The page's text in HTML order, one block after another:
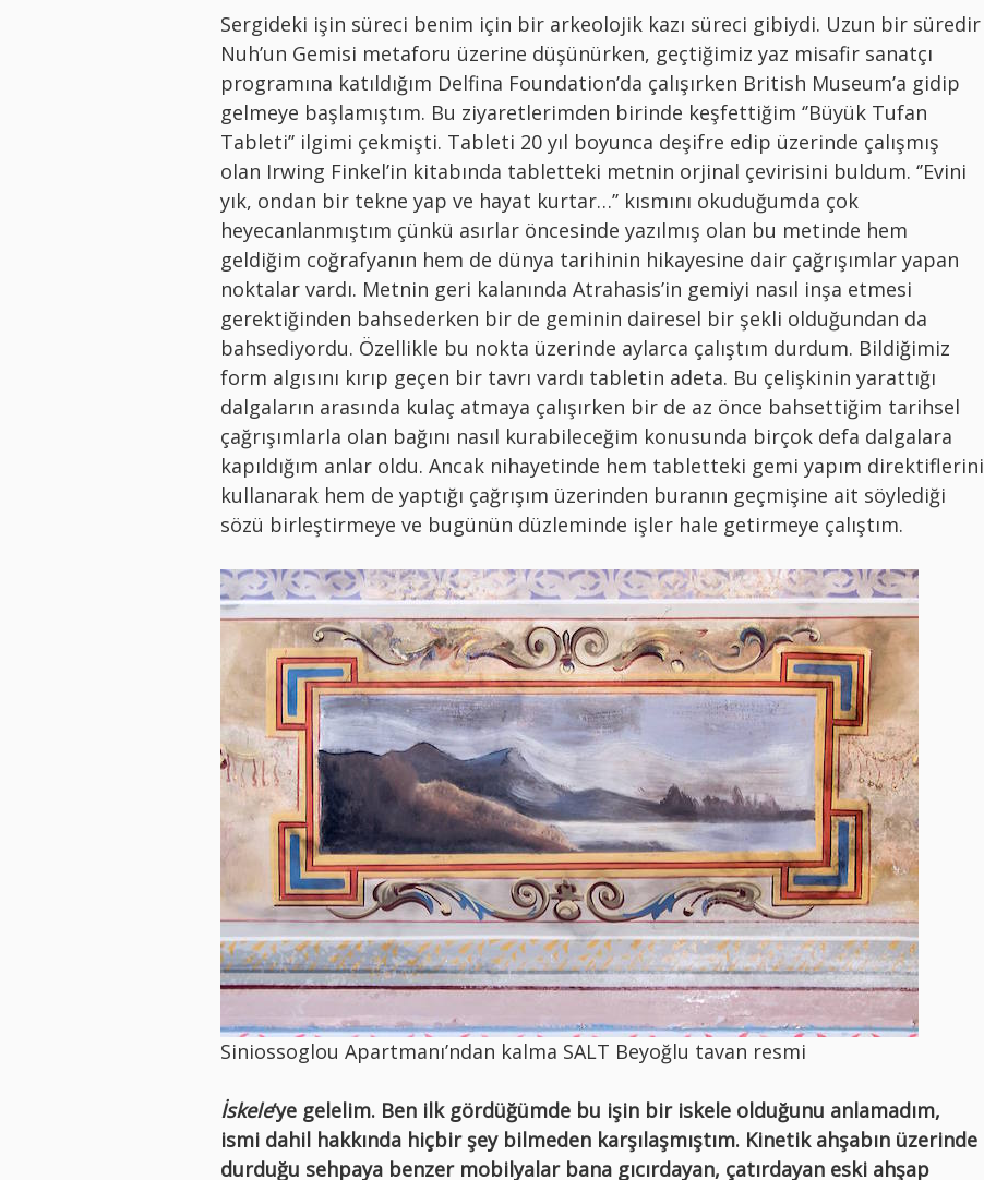
Sergideki işin süreci benim için bir arkeolojik kazı süreci gibiydi. Uzun bir süredir
Nuh’un Gemisi metaforu üzerine düşünürken, geçtiğimiz yaz misafir sanatçı
programına katıldığım Delfina Foundation’da çalışırken British Museum’a gidip
gelmeye başlamıştım. Bu ziyaretlerimden birinde keşfettiğim ‘’Büyük Tufan
Tableti’’ ilgimi çekmişti. Tableti 20 yıl boyunca deşifre edip üzerinde çalışmış
olan Irwing Finkel’in kitabında tabletteki metnin orjinal çevirisini buldum. ‘’Evini
yık, ondan bir tekne yap ve hayat kurtar…’’ kısmını okuduğumda çok
heyecanlanmıştım çünkü asırlar öncesinde yazılmış olan bu metinde hem
geldiğim coğrafyanın hem de dünya tarihinin hikayesine dair çağrışımlar yapan
noktalar vardı. Metnin geri kalanında Atrahasis’in gemiyi nasıl inşa etmesi
gerektiğinden bahsederken bir de geminin dairesel bir şekli olduğundan da
bahsediyordu. Özellikle bu nokta üzerinde aylarca çalıştım durdum. Bildiğimiz
form algısını kırıp geçen bir tavrı vardı tabletin adeta. Bu çelişkinin yarattığı
dalgaların arasında kulaç atmaya çalışırken bir de az önce bahsettiğim tarihsel
çağrışımlarla olan bağını nasıl kurabileceğim konusunda birçok defa dalgalara
kapıldığım anlar oldu. Ancak nihayetinde hem tabletteki gemi yapım direktiflerini
kullanarak hem de yaptığı çağrışım üzerinden buranın geçmişine ait söylediği
sözü birleştirmeye ve bugünün düzleminde işler hale getirmeye çalıştım.
Siniossoglou Apartmanı’ndan kalma SALT Beyoğlu tavan resmi
İskele‘ye gelelim. Ben ilk gördüğümde bu işin bir iskele olduğunu anlamadım,
ismi dahil hakkında hiçbir şey bilmeden karşılaşmıştım. Kinetik ahşabın üzerinde
durduğu sehpaya benzer mobilyalar bana gıcırdayan, çatırdayan eski ahşap